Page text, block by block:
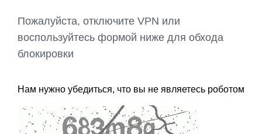
Пожалуйста, отключите VPN или
воспользуйтесь формой ниже для обхода
блокировки
Нам нужно убедиться, что вы не являетесь роботом